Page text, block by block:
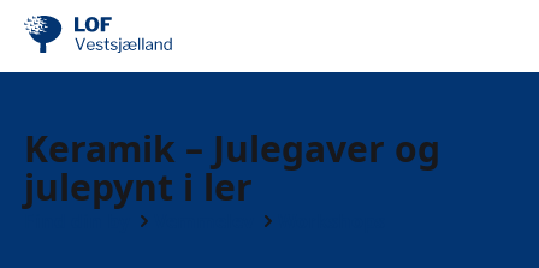
Keramik – Julegaver og
julepynt i ler